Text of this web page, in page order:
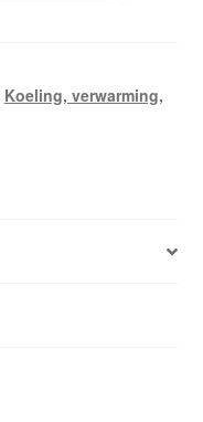
Koeling, verwarming,